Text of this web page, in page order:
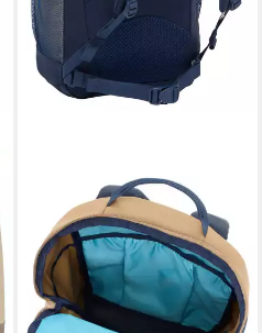
Wanderrucksack Hylax 15
(Kein Set), Alltagstauglicher
Kinderrucksack
53,00 €
lieferbar - in 2-3 Werktagen bei dir